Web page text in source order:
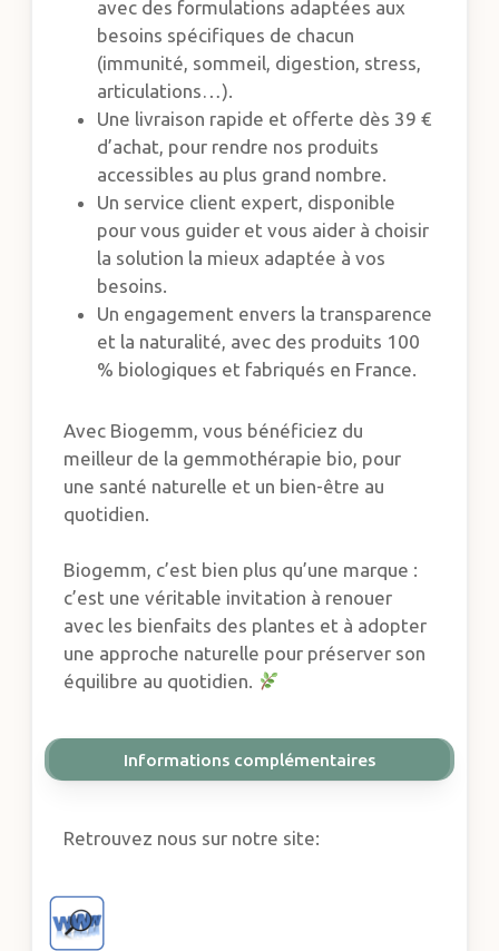
avec des formulations adaptées aux
besoins spécifiques de chacun
(immunité, sommeil, digestion, stress,
articulations…).
Une livraison rapide et offerte dès 39 €
d’achat, pour rendre nos produits
accessibles au plus grand nombre.
Un service client expert, disponible
pour vous guider et vous aider à choisir
la solution la mieux adaptée à vos
besoins.
Un engagement envers la transparence
et la naturalité, avec des produits 100
% biologiques et fabriqués en France.
Avec Biogemm, vous bénéficiez du
meilleur de la gemmothérapie bio, pour
une santé naturelle et un bien-être au
quotidien.
Biogemm, c’est bien plus qu’une marque :
c’est une véritable invitation à renouer
avec les bienfaits des plantes et à adopter
une approche naturelle pour préserver son
équilibre au quotidien.
Informations complémentaires
Retrouvez nous sur notre site: